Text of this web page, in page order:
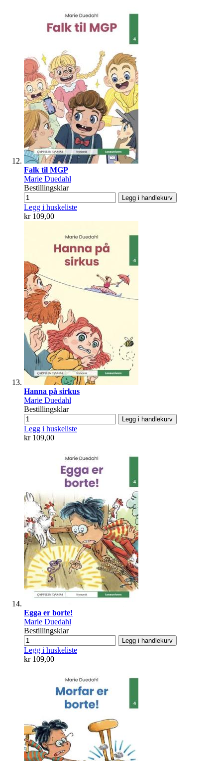
Falk til MGP
Marie Duedahl
Bestillingsklar
Legg i handlekurv
Legg i huskeliste
kr 109,00
Hanna på sirkus
Marie Duedahl
Bestillingsklar
Legg i handlekurv
Legg i huskeliste
kr 109,00
Egga er borte!
Marie Duedahl
Bestillingsklar
Legg i handlekurv
Legg i huskeliste
kr 109,00